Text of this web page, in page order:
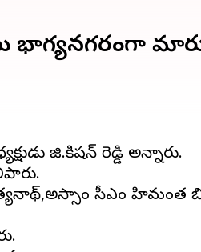
భాగ్యనగరంగా
జి.కిషన్ రెడ్డి అన్నారు.
సీఎం హిమంత